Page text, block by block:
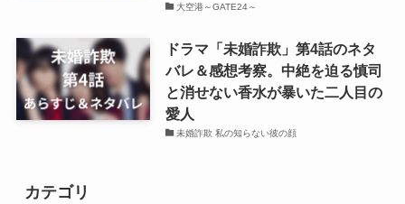
大空港～GATE24～
ドラマ「未婚詐欺」第4話のネタ
バレ＆感想考察。中絶を迫る慎司
と消せない香水が暴いた二人目の
愛人
未婚詐欺 私の知らない彼の顔
カテゴリ